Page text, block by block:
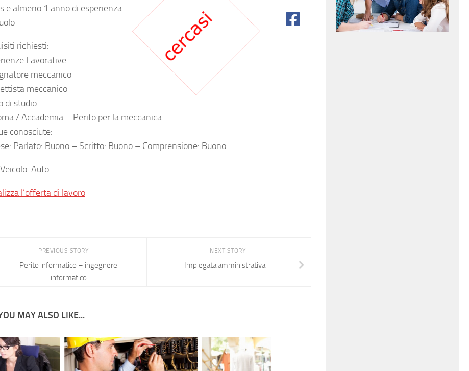
e almeno 1 anno di esperienza
richiesti:
Lavorative:
meccanico
meccanico
di studio:
/ Accademia – Perito per la meccanica
conosciute:
Parlato: Buono – Scritto: Buono – Comprensione: Buono
Auto
l’offerta di lavoro
NEXT STORY
Impiegata amministrativa
PREVIOUS STORY
Perito informatico – ingegnere
informatico
MAY ALSO LIKE...